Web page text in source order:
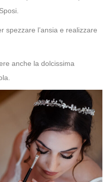
spezzare l’ansia e realizzare
anche la dolcissima